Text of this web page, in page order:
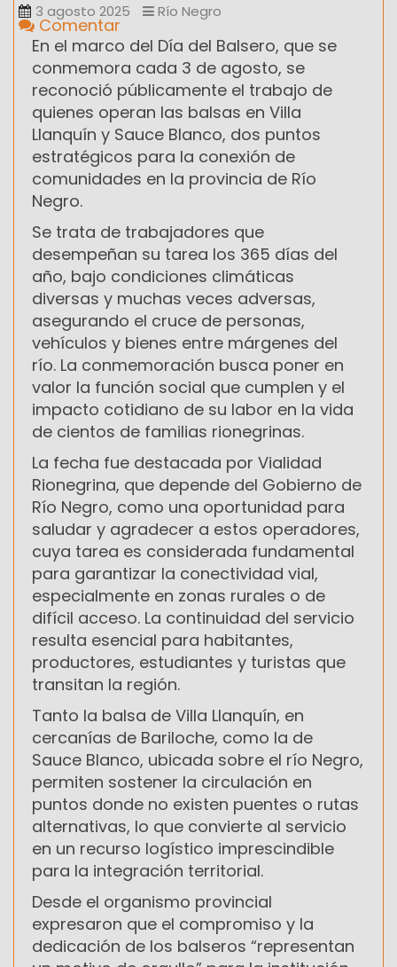
3 agosto 2025 Río Negro
Comentar
En el marco del Día del Balsero, que se
conmemora cada 3 de agosto, se
reconoció públicamente el trabajo de
quienes operan las balsas en Villa
Llanquín y Sauce Blanco, dos puntos
estratégicos para la conexión de
comunidades en la provincia de Río
Negro.
Se trata de trabajadores que
desempeñan su tarea los 365 días del
año, bajo condiciones climáticas
diversas y muchas veces adversas,
asegurando el cruce de personas,
vehículos y bienes entre márgenes del
río. La conmemoración busca poner en
valor la función social que cumplen y el
impacto cotidiano de su labor en la vida
de cientos de familias rionegrinas.
La fecha fue destacada por Vialidad
Rionegrina, que depende del Gobierno de
Río Negro, como una oportunidad para
saludar y agradecer a estos operadores,
cuya tarea es considerada fundamental
para garantizar la conectividad vial,
especialmente en zonas rurales o de
difícil acceso. La continuidad del servicio
resulta esencial para habitantes,
productores, estudiantes y turistas que
transitan la región.
Tanto la balsa de Villa Llanquín, en
cercanías de Bariloche, como la de
Sauce Blanco, ubicada sobre el río Negro,
permiten sostener la circulación en
puntos donde no existen puentes o rutas
alternativas, lo que convierte al servicio
en un recurso logístico imprescindible
para la integración territorial.
Desde el organismo provincial
expresaron que el compromiso y la
dedicación de los balseros “representan